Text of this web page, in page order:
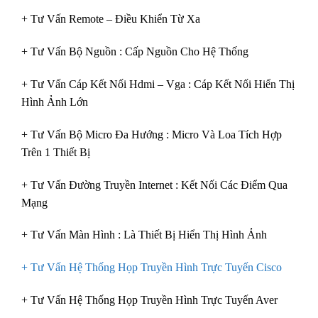
+ Tư Vấn Remote – Điều Khiển Từ Xa
+ Tư Vấn Bộ Nguồn : Cấp Nguồn Cho Hệ Thống
+ Tư Vấn Cáp Kết Nối Hdmi – Vga : Cáp Kết Nối Hiển Thị
Hình Ảnh Lớn
+ Tư Vấn Bộ Micro Đa Hướng : Micro Và Loa Tích Hợp
Trên 1 Thiết Bị
+ Tư Vấn Đường Truyền Internet : Kết Nối Các Điểm Qua
Mạng
+ Tư Vấn Màn Hình : Là Thiết Bị Hiển Thị Hình Ảnh
+ Tư Vấn Hệ Thống Họp Truyền Hình Trực Tuyến Cisco
+ Tư Vấn Hệ Thống Họp Truyền Hình Trực Tuyến Aver